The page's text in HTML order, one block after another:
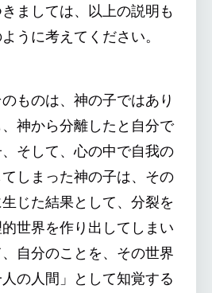
ましては、以上の説明も
うに考えてください。
ものは、神の子ではあり
神から分離したと自分で
そして、心の中で自我の
しまった神の子は、その
じた結果として、分裂を
世界を作り出してしまい
自分のことを、その世界
の人間」として知覚する